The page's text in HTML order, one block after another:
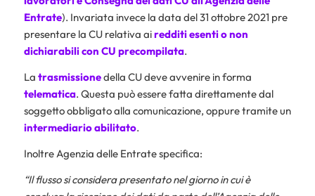
Entrate). Invariata invece la data del 31 ottobre 2021 pre
presentare la CU relativa airedditi esenti o non
dichiarabili con CU precompilata.
La trasmissionedella CU deve avvenire in forma
telematica. Questa può essere fatta direttamente dal
soggetto obbligato alla comunicazione, oppure tramite un
intermediario abilitato.
Inoltre Agenzia delle Entrate specifica:
“Il flusso si considera presentato nel giorno in cui è